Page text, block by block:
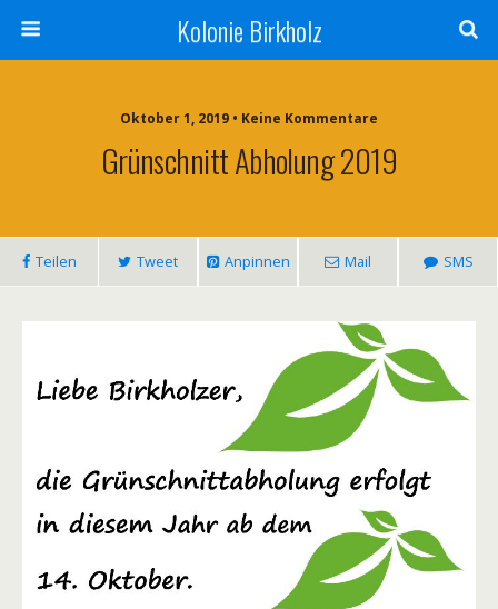
Kolonie Birkholz
Oktober 1, 2019 • Keine Kommentare
Grünschnitt Abholung 2019
Teilen Tweet Anpinnen Mail SMS